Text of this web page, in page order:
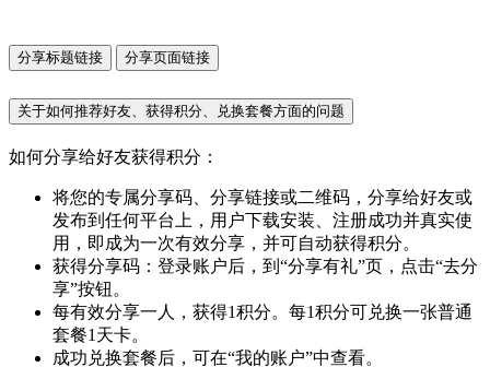
分享标题链接 分享页面链接
关于如何推荐好友、获得积分、兑换套餐方面的问题
如何分享给好友获得积分：
将您的专属分享码、分享链接或二维码，分享给好友或
发布到任何平台上，用户下载安装、注册成功并真实使
用，即成为一次有效分享，并可自动获得积分。
获得分享码：登录账户后，到“分享有礼”页，点击“去分
享”按钮。
每有效分享一人，获得1积分。每1积分可兑换一张普通
套餐1天卡。
成功兑换套餐后，可在“我的账户”中查看。